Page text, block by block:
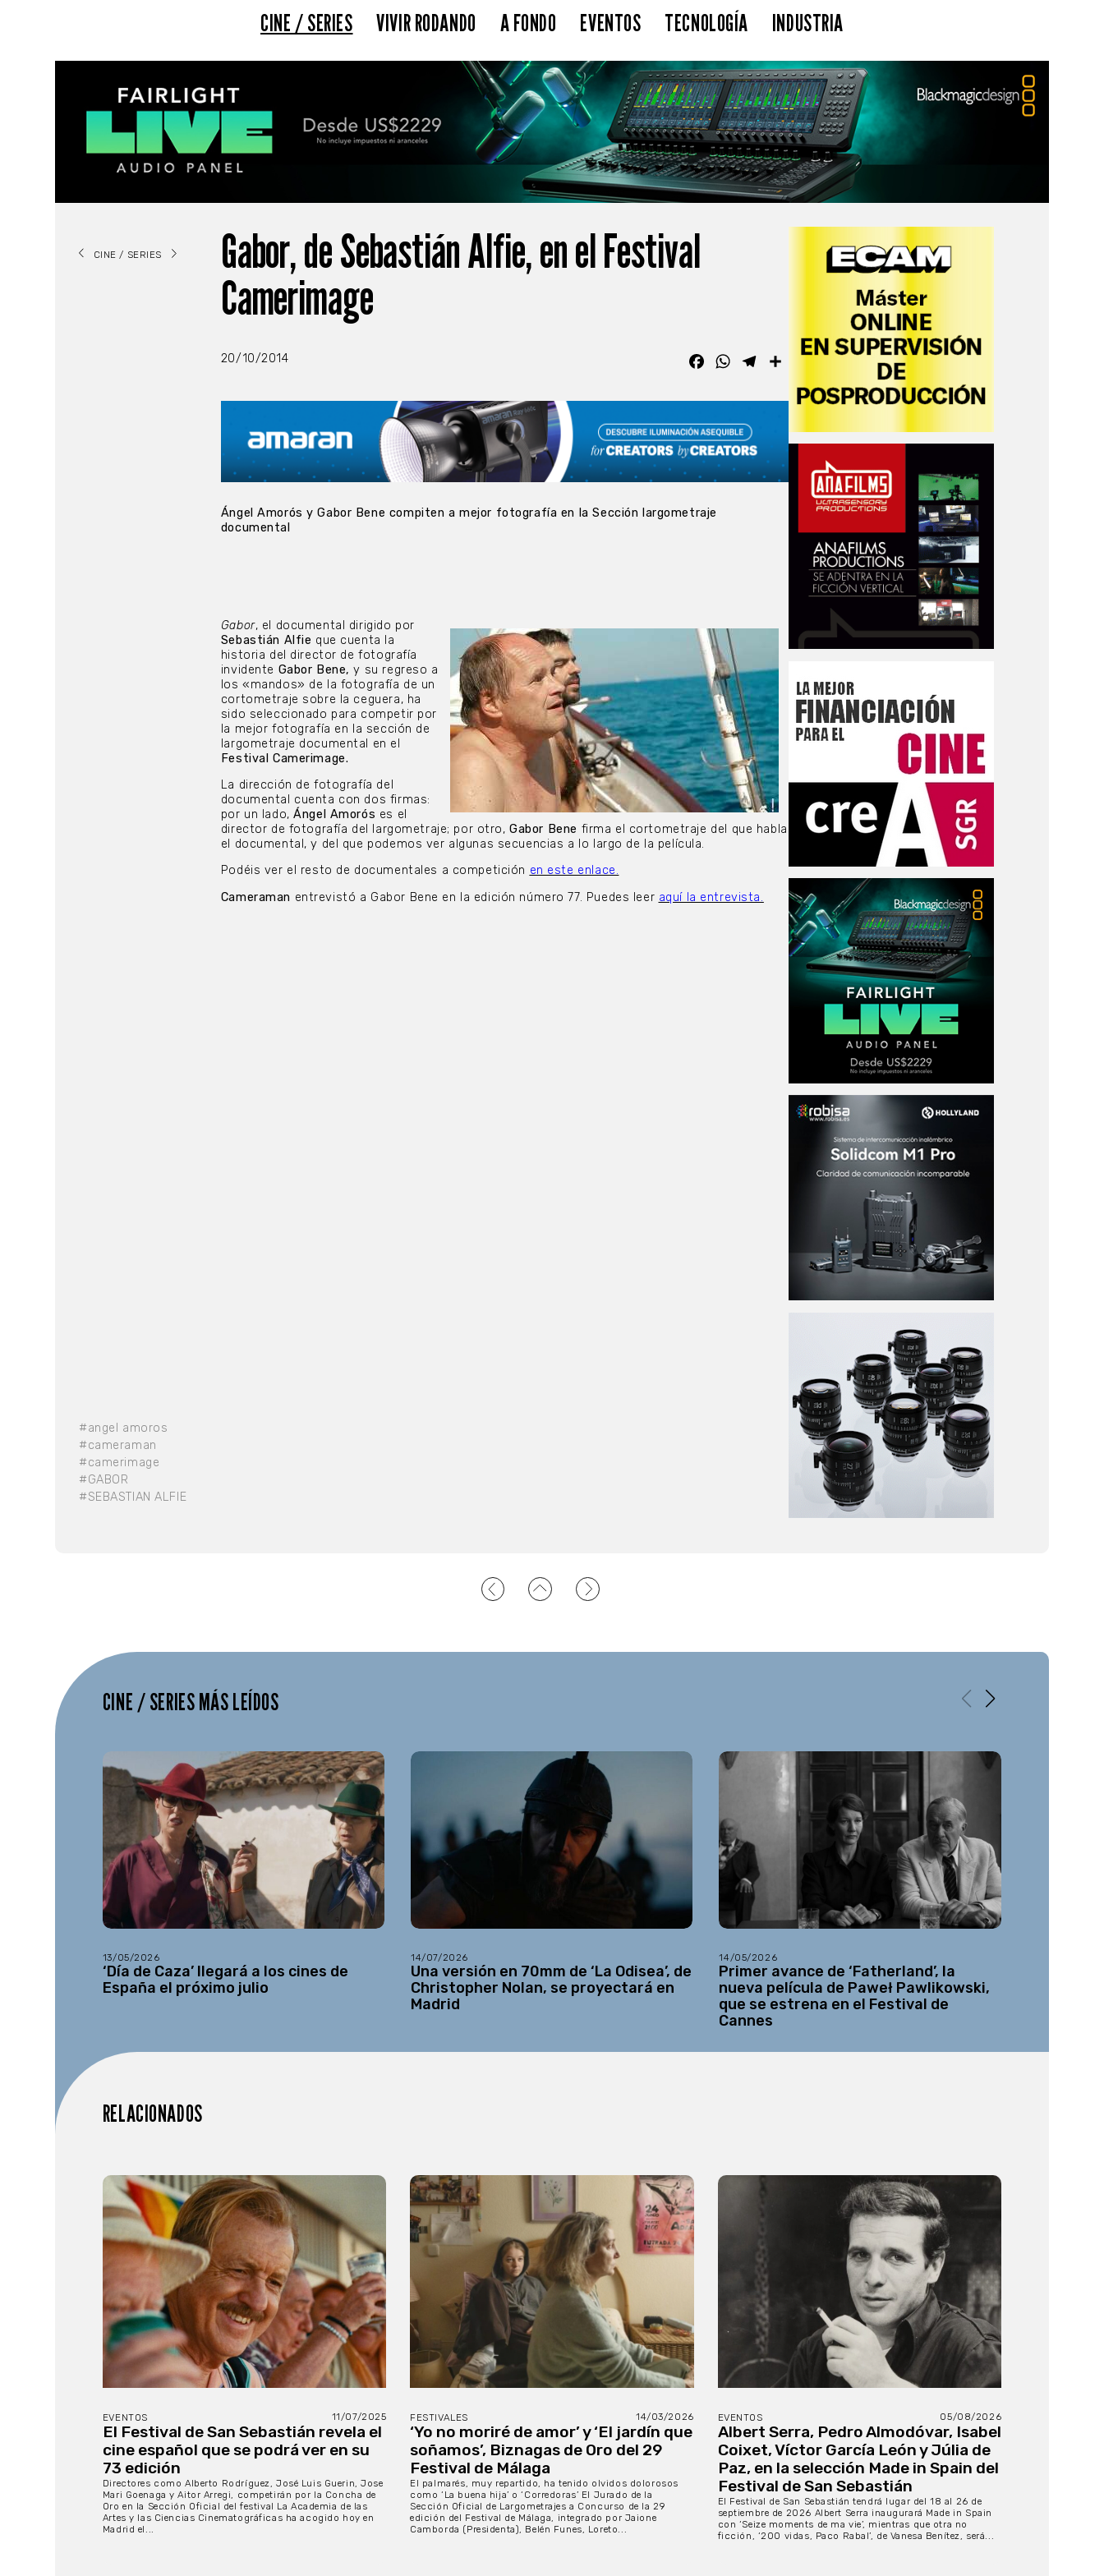
CINE / SERIES VIVIR RODANDO A FONDO EVENTOS TECNOLOGÍA INDUSTRIA
CINE / SERIES
#angel amoros
#cameraman
#camerimage
#GABOR
#SEBASTIAN ALFIE
Gabor, de Sebastián Alfie, en el Festival
Camerimage
20/10/2014 FacebookWhatsAppTelegram
Ángel Amorós y Gabor Bene compiten a mejor fotografía en la Sección largometraje
documental
Gabor, el documental dirigido por
Sebastián Alfie que cuenta la
historia del director de fotografía
invidente Gabor Bene, y su regreso a
los «mandos» de la fotografía de un
cortometraje sobre la ceguera, ha
sido seleccionado para competir por
la mejor fotografía en la sección de
largometraje documental en el
Festival Camerimage.
La dirección de fotografía del
documental cuenta con dos firmas:
por un lado,Ángel Amorós es el
director de fotografía del largometraje; por otro,Gabor Bene firma el cortometraje del que habla
el documental, y del que podemos ver algunas secuencias a lo largo de la película.
Podéis ver el resto de documentales a competición en este enlace.
Cameraman entrevistó a Gabor Bene en la edición número 77. Puedes leer aquí la entrevista.
CINE / SERIES MÁS LEÍDOS
13/05/2026
‘Día de Caza’ llegará a los cines de
España el próximo julio
14/07/2026
Una versión en 70mm de ‘La Odisea’, de
Christopher Nolan, se proyectará en
Madrid
14/05/2026
Primer avance de ‘Fatherland’, la
nueva película de Paweł Pawlikowski,
que se estrena en el Festival de
Cannes
RELACIONADOS
EVENTOS 11/07/2025
El Festival de San Sebastián revela el
cine español que se podrá ver en su
73 edición
Directores como Alberto Rodríguez, José Luis Guerin, Jose
Mari Goenaga y Aitor Arregi, competirán por la Concha de
Oro en la Sección Oficial del festival La Academia de las
Artes y las Ciencias Cinematográficas ha acogido hoy en
Madrid el...
FESTIVALES 14/03/2026
‘Yo no moriré de amor’ y ‘El jardín que
soñamos’, Biznagas de Oro del 29
Festival de Málaga
El palmarés, muy repartido, ha tenido olvidos dolorosos
como ‘La buena hija’ o ‘Corredoras’ El Jurado de la
Sección Oficial de Largometrajes a Concurso de la 29
edición del Festival de Málaga, integrado por Jaione
Camborda (Presidenta), Belén Funes, Loreto...
EVENTOS 05/08/2026
Albert Serra, Pedro Almodóvar, Isabel
Coixet, Víctor García León y Júlia de
Paz, en la selección Made in Spain del
Festival de San Sebastián
El Festival de San Sebastián tendrá lugar del 18 al 26 de
septiembre de 2026 Albert Serra inaugurará Made in Spain
con ‘Seize moments de ma vie’, mientras que otra no
ficción, ‘200 vidas, Paco Rabal’, de Vanesa Benítez, será...